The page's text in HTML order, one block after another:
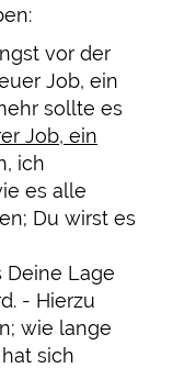
vor der
Job, ein
sollte es
Job, ein
ich
es alle
Du wirst es
Deine Lage
- Hierzu
wie lange
sich